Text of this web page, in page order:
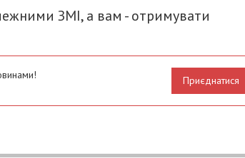
ЗМІ, а вам - отримувати
Приєднатися